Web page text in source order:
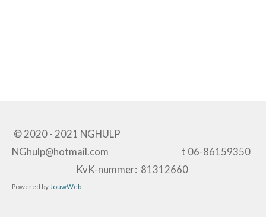
© 2020 - 2021 NGHULP
NGhulp@hotmail.com t 06-86159350
KvK-nummer: 81312660
Powered by JouwWeb